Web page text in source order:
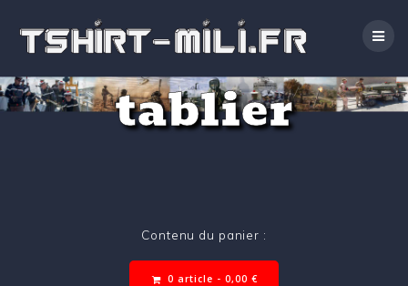
au
contenu
tablier
Contenu du panier :
0 article - 0,00 €